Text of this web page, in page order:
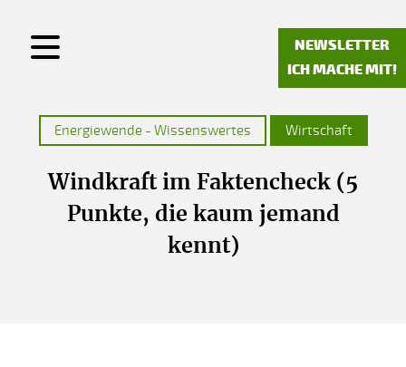
NEWSLETTER
ICH MACHE MIT!
Arbeitsgruppe Mauel
Kontakt
Ich mache mit!
Windkraftplanung NRW
Energiewende - Wissenswertes Wirtschaft
Windkraft im Faktencheck (5
Punkte, die kaum jemand
kennt)